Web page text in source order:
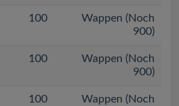
100
Wappen (Noch
900)
100
Wappen (Noch
900)
100
Wappen (Noch